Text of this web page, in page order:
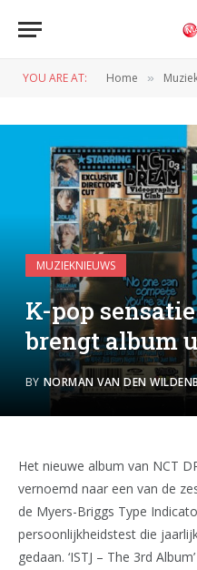
YOU ARE AT: Home »
MUZIEKNIEUWS
K-pop
brengt album
BY NORMAN VAN DEN
Het nieuwe album van NCT
vernoemd naar een van de
de Myers-Briggs Type
persoonlijkheidstest die
gedaan. ‘ISTJ – The 3rd